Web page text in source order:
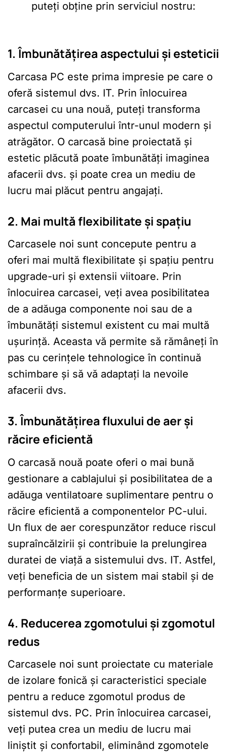
puteți obține prin serviciul nostru:
1. Îmbunătățirea aspectului și esteticii
Carcasa PC este prima impresie pe care o
oferă sistemul dvs. IT. Prin înlocuirea
carcasei cu una nouă, puteți transforma
aspectul computerului într-unul modern și
atrăgător. O carcasă bine proiectată și
estetic plăcută poate îmbunătăți imaginea
afacerii dvs. și poate crea un mediu de
lucru mai plăcut pentru angajați.
2. Mai multă flexibilitate și spațiu
Carcasele noi sunt concepute pentru a
oferi mai multă flexibilitate și spațiu pentru
upgrade-uri și extensii viitoare. Prin
înlocuirea carcasei, veți avea posibilitatea
de a adăuga componente noi sau de a
îmbunătăți sistemul existent cu mai multă
ușurință. Aceasta vă permite să rămâneți în
pas cu cerințele tehnologice în continuă
schimbare și să vă adaptați la nevoile
afacerii dvs.
3. Îmbunătățirea fluxului de aer și
răcire eficientă
O carcasă nouă poate oferi o mai bună
gestionare a cablajului și posibilitatea de a
adăuga ventilatoare suplimentare pentru o
răcire eficientă a componentelor PC-ului.
Un flux de aer corespunzător reduce riscul
supraîncălzirii și contribuie la prelungirea
duratei de viață a sistemului dvs. IT. Astfel,
veți beneficia de un sistem mai stabil și de
performanțe superioare.
4. Reducerea zgomotului și zgomotul
redus
Carcasele noi sunt proiectate cu materiale
de izolare fonică și caracteristici speciale
pentru a reduce zgomotul produs de
sistemul dvs. PC. Prin înlocuirea carcasei,
veți putea crea un mediu de lucru mai
liniștit și confortabil, eliminând zgomotele